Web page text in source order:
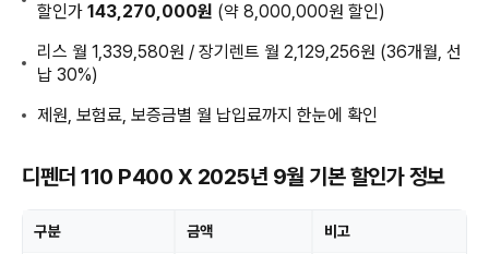
할인가143,270,000원 (약 8,000,000원 할인)
리스 월 1,339,580원 / 장기렌트 월 2,129,256원 (36개월, 선
납 30%)
제원, 보험료, 보증금별 월 납입료까지 한눈에 확인
디펜더 110 P400 X 2025년 9월 기본 할인가 정보
구분 금액 비고